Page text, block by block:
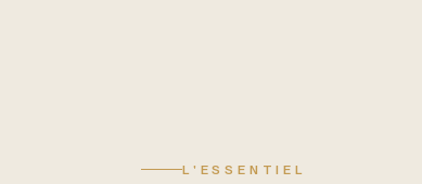
L'ESSENTIEL